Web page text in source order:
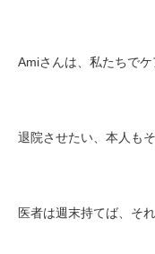
Amiさんは、私たちでケ
退院させたい、本人も
医者は週末持てば、そ